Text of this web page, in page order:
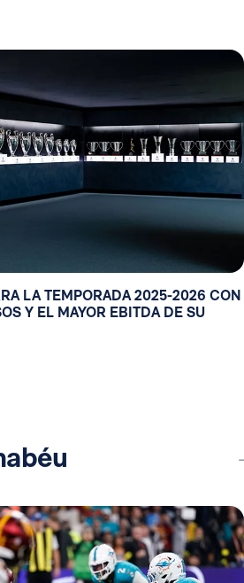
LA TEMPORADA 2025-2026 CON
Y EL MAYOR EBITDA DE SU